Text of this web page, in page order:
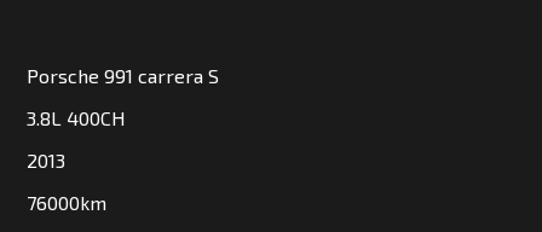
VOITURES
Porsche 991 carrera S
3.8L 400CH
2013
76000km